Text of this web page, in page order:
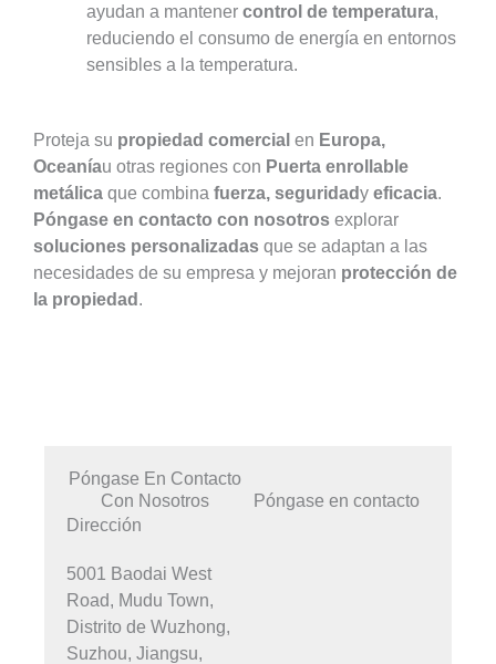
ayudan a mantener control de temperatura,
reduciendo el consumo de energía en entornos
sensibles a la temperatura.
Proteja su propiedad comercial en Europa,
Oceaníau otras regiones con Puerta enrollable
metálica que combina fuerza, seguridady eficacia.
Póngase en contacto con nosotros explorar
soluciones personalizadas que se adaptan a las
necesidades de su empresa y mejoran protección de
la propiedad .
Póngase En Contacto
Con Nosotros
Dirección
5001 Baodai West
Road, Mudu Town,
Distrito de Wuzhong,
Suzhou, Jiangsu,
Póngase en contacto